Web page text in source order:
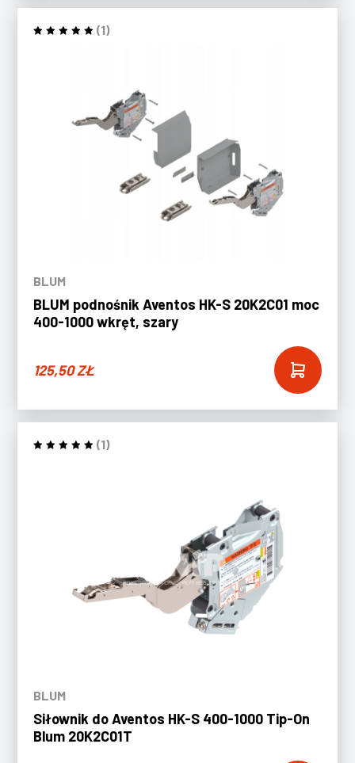
(1)
BLUM
BLUM podnośnik Aventos HK-S 20K2C01 moc
400-1000 wkręt, szary
125,50ZŁ
(1)
BLUM
Siłownik do Aventos HK-S 400-1000 Tip-On
Blum 20K2C01T